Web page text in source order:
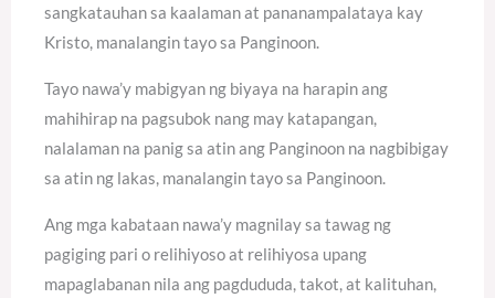
sangkatauhan sa kaalaman at pananampalataya kay
Kristo, manalangin tayo sa Panginoon.
Tayo nawa’y mabigyan ng biyaya na harapin ang
mahihirap na pagsubok nang may katapangan,
nalalaman na panig sa atin ang Panginoon na nagbibigay
sa atin ng lakas, manalangin tayo sa Panginoon.
Ang mga kabataan nawa’y magnilay sa tawag ng
pagiging pari o relihiyoso at relihiyosa upang
mapaglabanan nila ang pagdududa, takot, at kalituhan,